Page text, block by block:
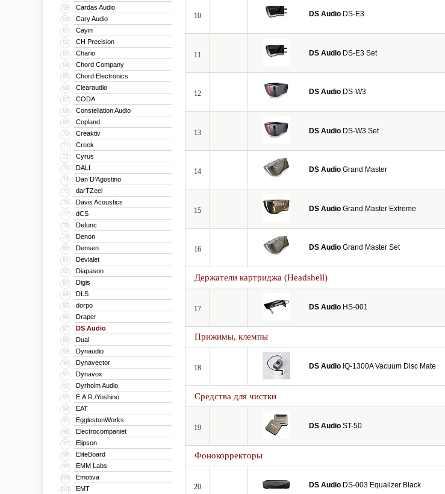
59 Cardas Audio
60 Cary Audio
61 Cayin
62 CH Precision
63 Chario
64 Chord Company
65 Chord Electronics
66 Clearaudio
67 CODA
68 Constellation Audio
69 Copland
70 Creaktiv
71 Creek
72 Cyrus
73 DALI
74 Dan D’Agostino
75 darTZeel
76 Davis Acoustics
77 dCS
78 Defunc
79 Denon
80 Densen
81 Devialet
82 Diapason
83 Digis
84 DLS
85 dorpo
86 Draper
87 DS Audio
88 Dual
89 Dynaudio
90 Dynavector
91 Dynavox
92 Dyrholm Audio
93 E.A.R./Yoshino
94 EAT
95 EgglestonWorks
96 Electrocompaniet
97 Elipson
98 EliteBoard
99 EMM Labs
100 Emotiva
101 EMT
10 DS Audio DS-E3
11 DS Audio DS-E3 Set
12 DS Audio DS-W3
13 DS Audio DS-W3 Set
14 DS Audio Grand Master
15 DS Audio Grand Master Extreme
16 DS Audio Grand Master Set
Держатели картриджа (Headshell)
17 DS Audio HS-001
Прижимы, клемпы
18 DS Audio IQ-1300A Vacuum Disc Mate
Средства для чистки
19 DS Audio ST-50
Фонокорректоры
20 DS Audio DS-003 Equalizer Black